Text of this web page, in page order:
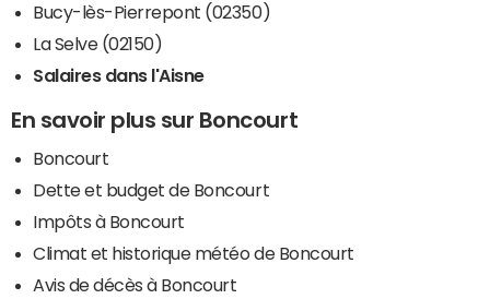
Bucy-lès-Pierrepont (02350)
La Selve (02150)
Salaires dans l'Aisne
En savoir plus sur Boncourt
Boncourt
Dette et budget de Boncourt
Impôts à Boncourt
Climat et historique météo de Boncourt
Avis de décès à Boncourt